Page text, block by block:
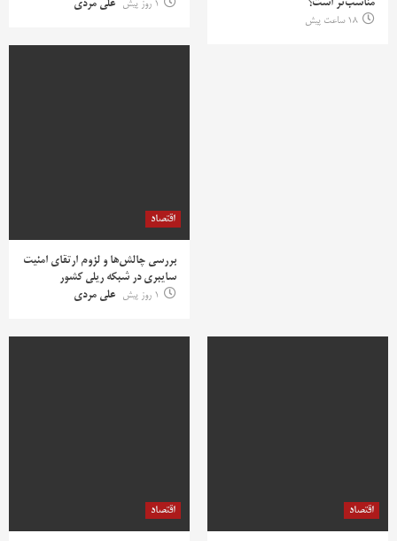
مناسب‌تر است؟
18 ساعت پیش
1 روز پیش
علی مردی
اقتصاد
بررسی چالش‌ها و لزوم ارتقای امنیت
سایبری در شبکه ریلی کشور
1 روز پیش
علی مردی
اقتصاد اقتصاد